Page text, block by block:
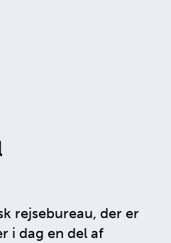
rejsebureau, der er
i dag en del af